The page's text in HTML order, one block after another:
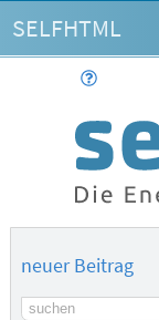
SELFHTML
neuer Beitrag
Suchbegriff